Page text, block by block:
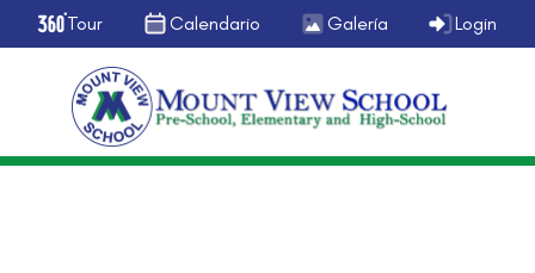
Tour Calendario Galería Login